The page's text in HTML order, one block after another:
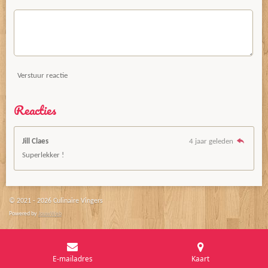
Verstuur reactie
Reacties
Jill Claes
4 jaar geleden
Superlekker !
© 2021 - 2026 Culinaire Vingers
Powered byJouwWeb
E-mailadres Kaart